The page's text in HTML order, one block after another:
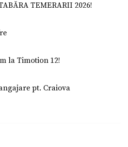
TEMERARII 2026!
la Timotion 12!
pt. Craiova